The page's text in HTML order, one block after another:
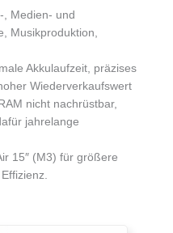
, Medien- und
Musikproduktion,
Akkulaufzeit, präzises
Wiederverkaufswert
nicht nachrüstbar,
jahrelange
15″ (M3) für größere